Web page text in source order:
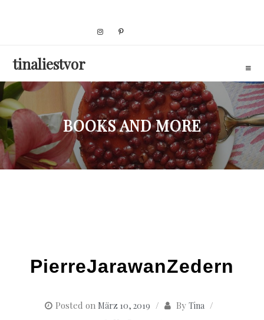
tinaliestvor
BOOKS AND MORE
PierreJarawanZedern
Posted on März 10, 2019 By Tina